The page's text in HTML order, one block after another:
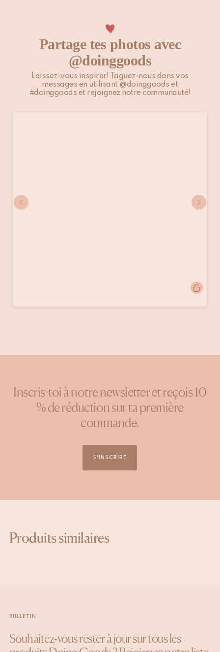
responsables des droits de douane, taxes locales et éventuels
Pour plus d’informations, veuillez consulter notre page
Expédition & Livraison
Partage tes photos avec
@doinggoods
Laissez-vous inspirer! Taguez-nous dans vos
messages en utilisant @doinggoods et
#doinggoods et rejoignez notre communauté!
publiée
Inscris-toi à notre newsletter et reçois 10
% de réduction sur ta première
commande.
S'INSCRIRE
Produits similaires
BULLETIN
Souhaitez-vous rester à jour sur tous les